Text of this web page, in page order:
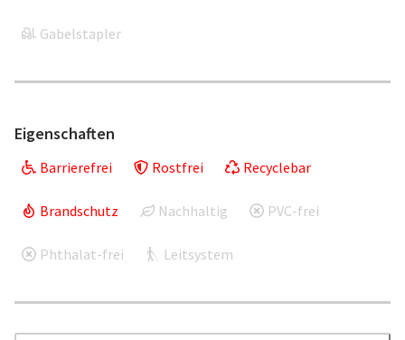
Gabelstapler
Eigenschaften
Barrierefrei Rostfrei Recyclebar
Brandschutz Nachhaltig PVC-frei
Phthalat-frei Leitsystem